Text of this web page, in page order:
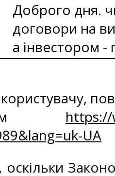
Доброго дня.
договори на
а інвестором -
https://
UA